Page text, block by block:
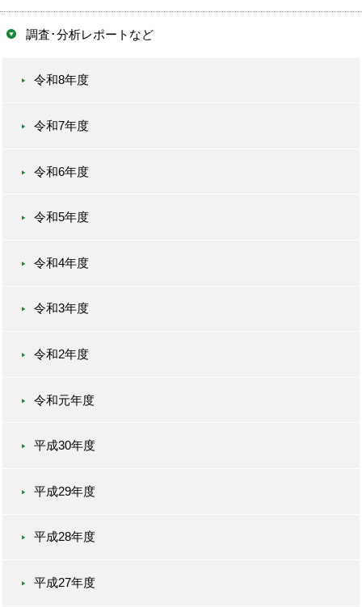
調査･分析レポートなど
令和8年度
令和7年度
令和6年度
令和5年度
令和4年度
令和3年度
令和2年度
令和元年度
平成30年度
平成29年度
平成28年度
平成27年度